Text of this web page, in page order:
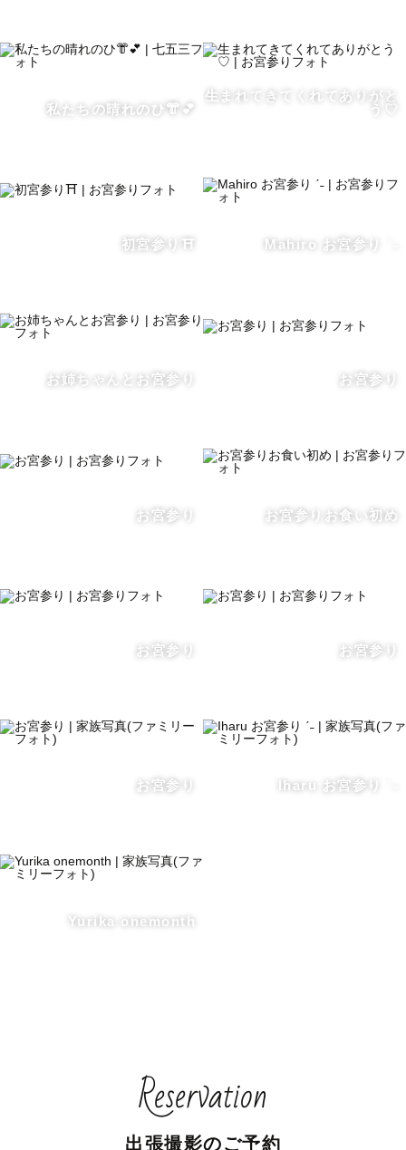
私たちの晴れのひ👘💕
生まれてきてくれてありがと
う♡
初宮参り⛩️ Mahiro お宮参り ˊ˗
お姉ちゃんとお宮参り お宮参り
お宮参り お宮参りお食い初め
お宮参り お宮参り
お宮参り Iharu お宮参り ˊ˗
Yurika onemonth
Reservation
出張撮影のご予約